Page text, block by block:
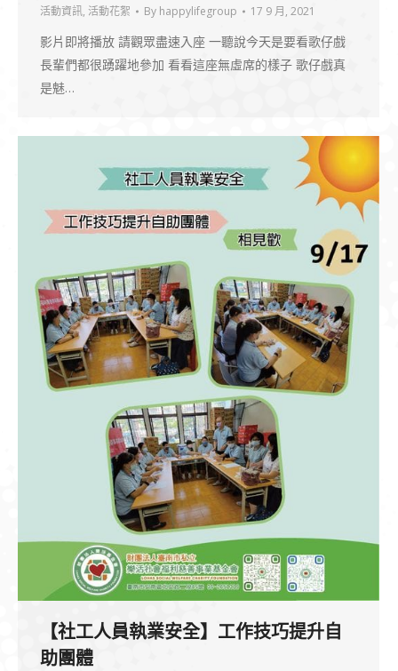
活動資訊, 活動花絮 By happylifegroup 17 9 月, 2021
影片即將播放 請觀眾盡速入座 一聽說今天是要看歌仔戲
長輩們都很踴躍地參加 看看這座無虛席的樣子 歌仔戲真
是魅…
【社工人員執業安全】工作技巧提升自
助團體